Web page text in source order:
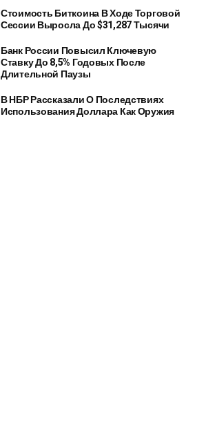
Стоимость Биткоина В Ходе Торговой
Сессии Выросла До $31,287 Тысячи
Банк России Повысил Ключевую
Ставку До 8,5% Годовых После
Длительной Паузы
В НБР Рассказали О Последствиях
Использования Доллара Как Оружия